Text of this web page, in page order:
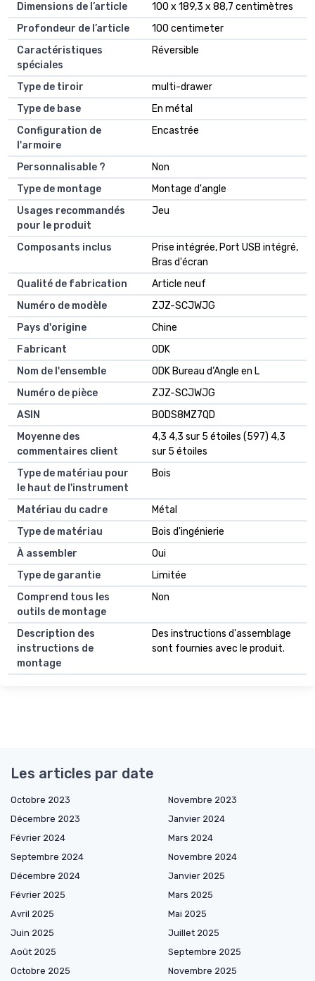
Dimensions de l’article
100 x 189,3 x 88,7 centimètres
Profondeur de l’article
100 centimeter
Caractéristiques
spéciales
Réversible
Type de tiroir
multi-drawer
Type de base
En métal
Configuration de
l'armoire
Encastrée
Personnalisable ?
Non
Type de montage
Montage d'angle
Usages recommandés
pour le produit
Jeu
Composants inclus
Prise intégrée, Port USB intégré,
Bras d'écran
Qualité de fabrication
Article neuf
Numéro de modèle
ZJZ-SCJWJG
Pays d'origine
Chine
Fabricant
ODK
Nom de l'ensemble
ODK Bureau d’Angle en L
Numéro de pièce
ZJZ-SCJWJG
ASIN
B0DS8MZ7QD
Moyenne des
commentaires client
4,3 4,3 sur 5 étoiles (597) 4,3
sur 5 étoiles
Type de matériau pour
le haut de l'instrument
Bois
Matériau du cadre
Métal
Type de matériau
Bois d'ingénierie
À assembler
Oui
Type de garantie
Limitée
Comprend tous les
outils de montage
Non
Description des
instructions de
montage
Des instructions d'assemblage
sont fournies avec le produit.
Les articles par date
Octobre 2023
Novembre 2023
Décembre 2023
Janvier 2024
Février 2024
Mars 2024
Septembre 2024
Novembre 2024
Décembre 2024
Janvier 2025
Février 2025
Mars 2025
Avril 2025
Mai 2025
Juin 2025
Juillet 2025
Août 2025
Septembre 2025
Octobre 2025
Novembre 2025